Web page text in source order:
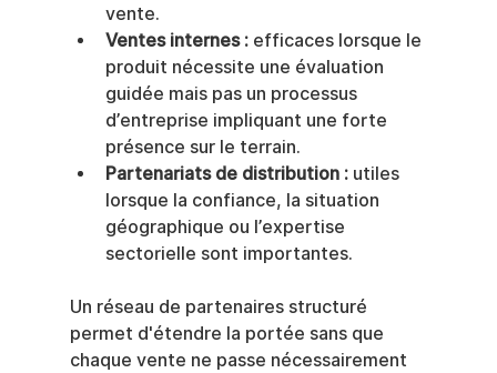
vente.
Ventes internes : efficaces lorsque le
produit nécessite une évaluation
guidée mais pas un processus
d’entreprise impliquant une forte
présence sur le terrain.
Partenariats de distribution : utiles
lorsque la confiance, la situation
géographique ou l’expertise
sectorielle sont importantes.
Un réseau de partenaires structuré
permet d'étendre la portée sans que
chaque vente ne passe nécessairement